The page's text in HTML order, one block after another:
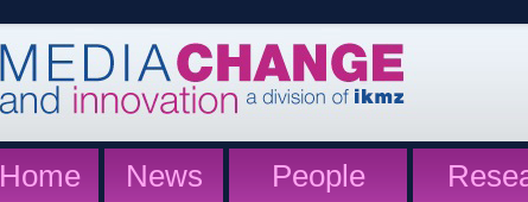
Home News People